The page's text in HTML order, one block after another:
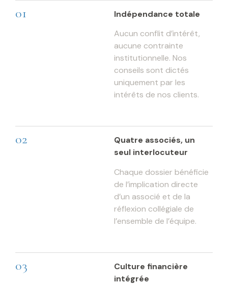
01
Indépendance totale
Aucun conflit d’intérêt,
aucune contrainte
institutionnelle. Nos
conseils sont dictés
uniquement par les
intérêts de nos clients.
02
Quatre associés, un
seul interlocuteur
Chaque dossier bénéficie
de l’implication directe
d’un associé et de la
réflexion collégiale de
l’ensemble de l’équipe.
03
Culture financière
intégrée